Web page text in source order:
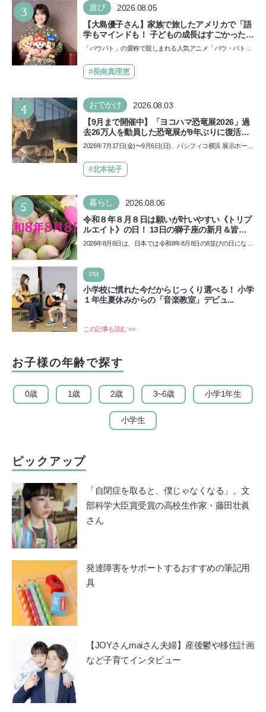
3 遊び 2026.08.05
【大島優子さん】家族で旅したアメリカで「語
学もマインドも！ 子どもの成長はすごかった」
声優をつとめた映画『パウ・パトロール ザ・ダ
できると子どもに知ってほしい
「パウパト」の愛称で親しまれる人気アニメ「パウ・パトロ
ザ…#長南真理恵
4 おでかけ 2026.08.03
【9月まで開催中】「ヨコハマ恐竜展2026」過
去26万人を動員した恐竜展が9年ぶりに復活！
夏休みのおでかけで楽しむポイントを完全ガイ
2026年7月17日(金)〜9月6日(日)、パシフィコ横浜 展示ホール
催…#北本祐子
5 暮らし 2026.08.06
令和８年８月８日は願いが叶いやすい《トリプ
ルエイト》の日！ 13日の獅子座の新月＆皆既
日食の影響にも注目
2026年8月8日は、日本では令和8年8月8日の8並びの日になり
PR
小学校に慣れた今だからじっくり選べる！ 小学
１年生夏休みからの「音楽教室」デビュ...
この記事も読む >>
お子様の年齢で探す
0歳 1歳 2歳 3~6歳 小学1年生
小学生
ピックアップ
「自閉症を取ると、僕じゃなくなる」。文
部科学大臣賞受賞の高校生作家・藤田壮眞
さん
発達障害をサポートするおすすめの筆記用
具
【JOYさんmaiさん夫婦】産後鬱や移住計画
など子育てインタビュー